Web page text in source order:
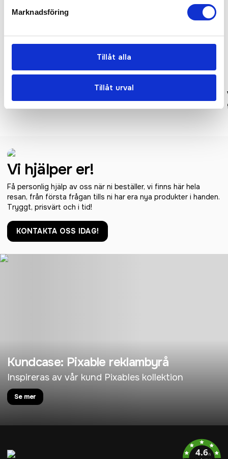
Marknadsföring
Tillåt alla
Tillåt urval
Vi hjälper er!
Få personlig hjälp av oss när ni beställer, vi finns här hela
resan, från första frågan tills ni har era nya produkter i handen.
Tryggt, prisvärt och i tid!
KONTAKTA OSS IDAG!
Kundcase: Pixable reklambyrå
Inspireras av vår kund Pixables kollektion
Se mer
4.6/5